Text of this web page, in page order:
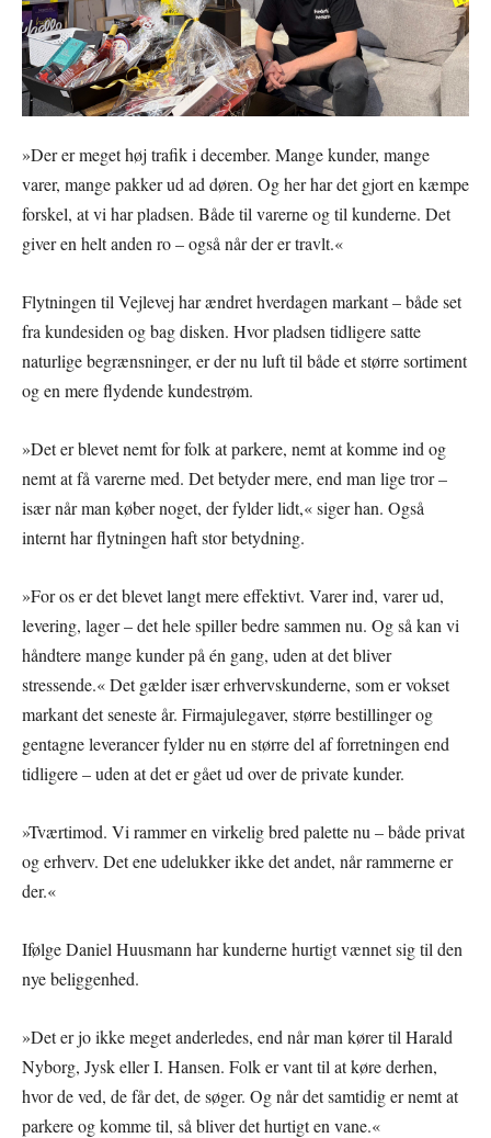
»Der er meget høj trafik i december. Mange kunder, mange
varer, mange pakker ud ad døren. Og her har det gjort en kæmpe
forskel, at vi har pladsen. Både til varerne og til kunderne. Det
giver en helt anden ro – også når der er travlt.«
Flytningen til Vejlevej har ændret hverdagen markant – både set
fra kundesiden og bag disken. Hvor pladsen tidligere satte
naturlige begrænsninger, er der nu luft til både et større sortiment
og en mere flydende kundestrøm.
»Det er blevet nemt for folk at parkere, nemt at komme ind og
nemt at få varerne med. Det betyder mere, end man lige tror –
især når man køber noget, der fylder lidt,« siger han. Også
internt har flytningen haft stor betydning.
»For os er det blevet langt mere effektivt. Varer ind, varer ud,
levering, lager – det hele spiller bedre sammen nu. Og så kan vi
håndtere mange kunder på én gang, uden at det bliver
stressende.« Det gælder især erhvervskunderne, som er vokset
markant det seneste år. Firmajulegaver, større bestillinger og
gentagne leverancer fylder nu en større del af forretningen end
tidligere – uden at det er gået ud over de private kunder.
»Tværtimod. Vi rammer en virkelig bred palette nu – både privat
og erhverv. Det ene udelukker ikke det andet, når rammerne er
der.«
Ifølge Daniel Huusmann har kunderne hurtigt vænnet sig til den
nye beliggenhed.
»Det er jo ikke meget anderledes, end når man kører til Harald
Nyborg, Jysk eller I. Hansen. Folk er vant til at køre derhen,
hvor de ved, de får det, de søger. Og når det samtidig er nemt at
parkere og komme til, så bliver det hurtigt en vane.«